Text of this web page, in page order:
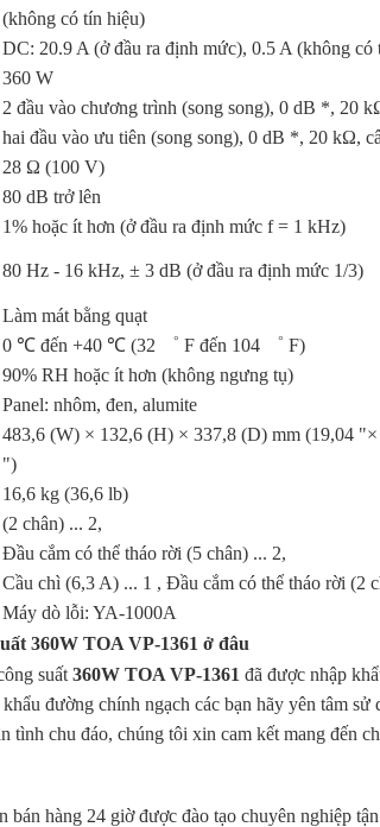
(không có tín hiệu)
DC: 20.9 A (ở đầu ra định mức), 0.5 A (không có
360 W
2 đầu vào chương trình (song song), 0 dB *, 20
hai đầu vào ưu tiên (song song), 0 dB *, 20 kΩ,
28 Ω (100 V)
80 dB trở lên
1% hoặc ít hơn (ở đầu ra định mức f = 1 kHz)
80 Hz - 16 kHz, ± 3 dB (ở đầu ra định mức 1/3)
Làm mát bằng quạt
0 ℃ đến +40 ℃ (32 ゜ F đến 104 ゜ F)
90% RH hoặc ít hơn (không ngưng tụ)
Panel: nhôm, đen, alumite
483,6 (W) × 132,6 (H) × 337,8 (D) mm (19,04
")
16,6 kg (36,6 lb)
(2 chân) ... 2,
Đầu cắm có thể tháo rời (5 chân) ... 2,
Cầu chì (6,3 A) ... 1 , Đầu cắm có thể tháo rời (2
Máy dò lỗi: YA-1000A
360W TOA VP-1361 ở đâu
suất 360W TOA VP-1361 đã được nhập
khẩu đường chính ngạch các bạn hãy yên tâm
tình chu đáo, chúng tôi xin cam kết mang đến
bán hàng 24 giờ được đào tạo chuyên nghiệp